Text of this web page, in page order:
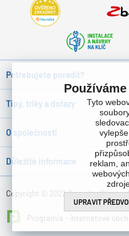
Potřebujete poradit?
Tipy, triky a dotazy
O společnosti
Důležité informace
Copyright © 2022 Consulta
Programia - internetové
Tyto
reklam,
UPRAVIT